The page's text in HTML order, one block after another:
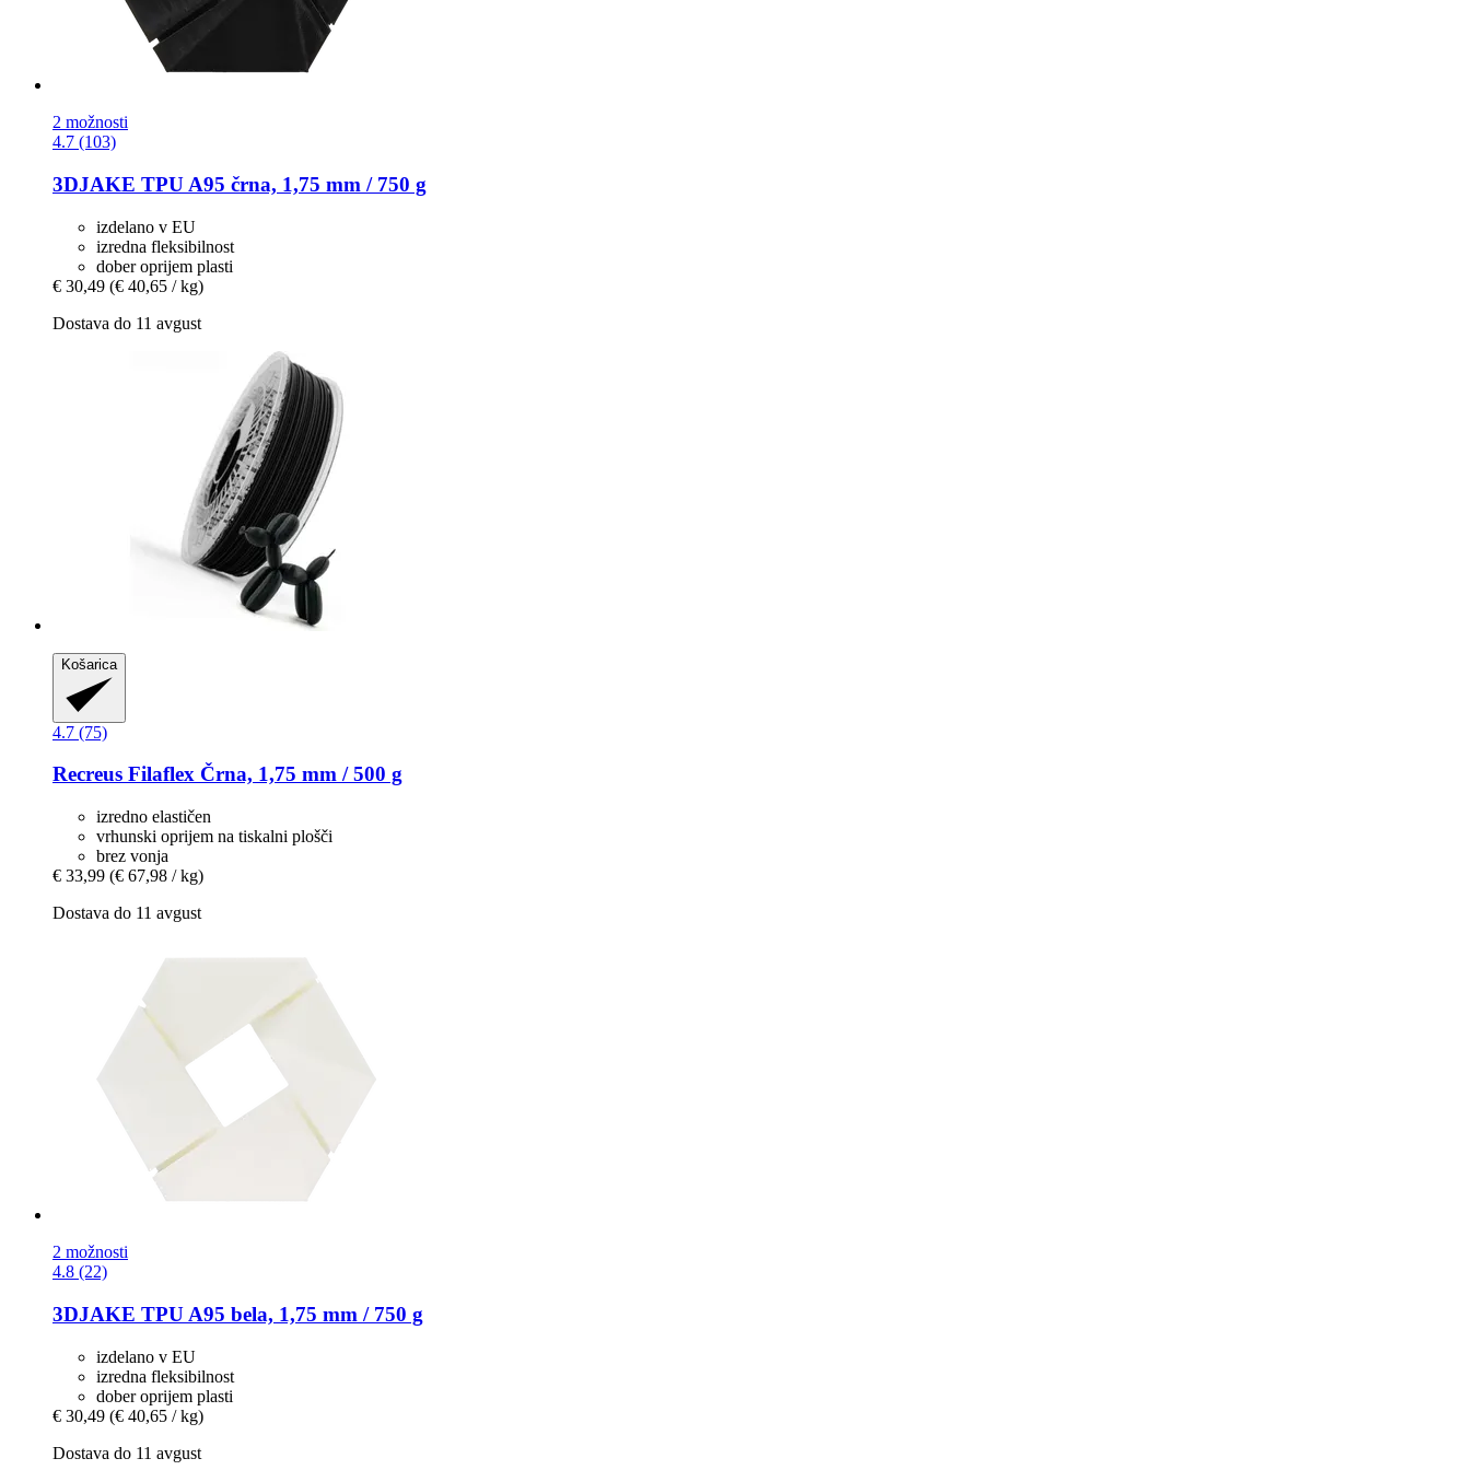
2 možnosti
4.7 (103)
3DJAKE TPU A95 črna, 1,75 mm / 750 g
izdelano v EU
izredna fleksibilnost
dober oprijem plasti
€ 30,49 (€ 40,65 / kg)
Dostava do 11 avgust
Košarica
4.7 (75)
Recreus Filaflex Črna, 1,75 mm / 500 g
izredno elastičen
vrhunski oprijem na tiskalni plošči
brez vonja
€ 33,99 (€ 67,98 / kg)
Dostava do 11 avgust
2 možnosti
4.8 (22)
3DJAKE TPU A95 bela, 1,75 mm / 750 g
izdelano v EU
izredna fleksibilnost
dober oprijem plasti
€ 30,49 (€ 40,65 / kg)
Dostava do 11 avgust